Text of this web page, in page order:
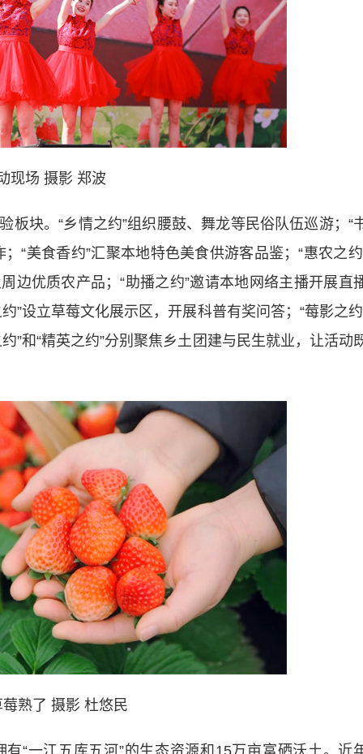
现场 摄影 郑波
。“乡情之约”组织腰鼓、舞龙等民俗队伍巡游；“
“美食香约”汇聚本地特色美食供游客品鉴；“惠农之约
边优质农产品；“助播之约”邀请本地网络主播开展直
”设立草莓文化展示区，开展科普有奖问答；“莓影之约
”和“精英之约”分别聚焦乡土团建与民生就业，让活动
熟了 摄影 杜悠民
一江五库五河”的生态资源和15万亩富硒沃土。近